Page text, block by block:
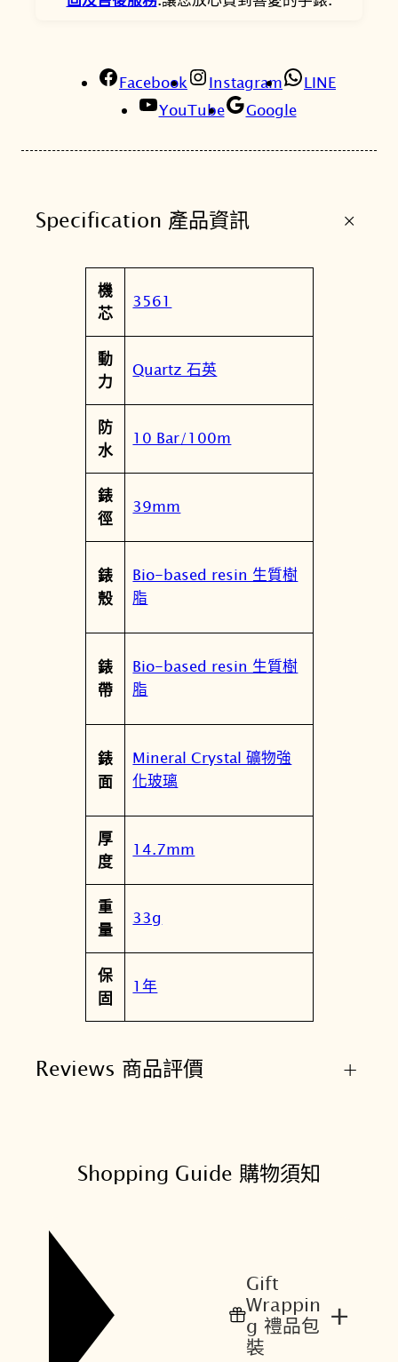
G
1
0
3
綠
位
素
動
錶
數
量
Facebook Instagram
LINE
YouTube
Google
Specification 產品資訊 +
屬
性
值
機
芯
3561
動
力
Quartz 石英
防
水
10 Bar/100m
錶
徑
39mm
錶
殼
Bio-based resin 生質樹
脂
錶
帶
Bio-based resin 生質樹
脂
錶
面
Mineral Crystal 礦物強
化玻璃
厚
度
14.7mm
重
量
33g
保
固
1年
Reviews 商品評價 +
Shopping Guide 購物須知
Gift
Wrappin
g 禮品包
裝
+